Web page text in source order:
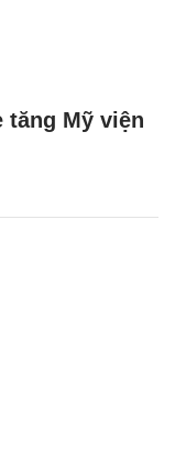
tăng Mỹ viện